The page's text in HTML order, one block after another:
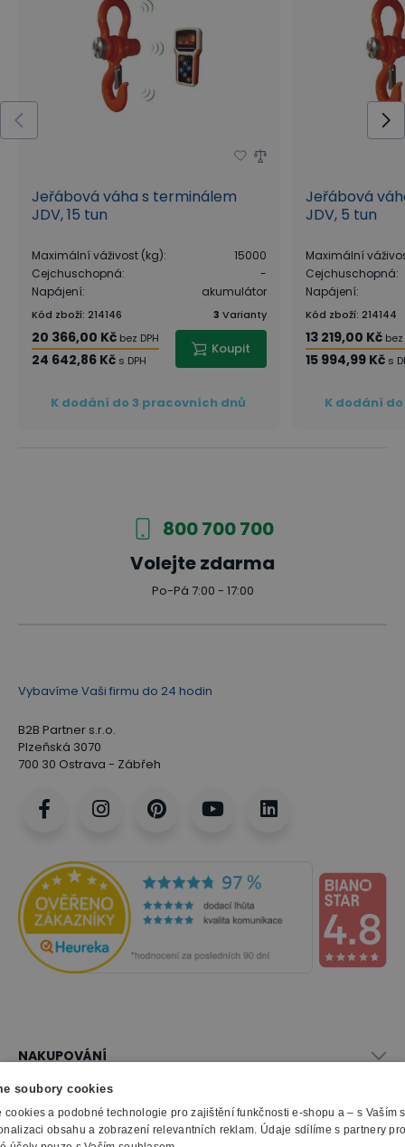
Jeřábová váha s terminálem
JDV, 15 tun
Maximální váživost (kg):
15000
Cejchuschopná:
-
Napájení: akumulátor
Kód zboží: 214146 3 Varianty
20 366,00 Kč bez DPH
24 642,86 Kč s DPH
Koupit
K dodání do 3 pracovních dnů
Jeřábová
JDV, 5 tun
Maximální
Cejchuschopná:
Napájení:
Kód zboží: 214144
13 219,00 Kč bez
15 994,99 Kč s
K dodání
800 700 700
Volejte zdarma
Po-Pá 7:00 - 17:00
Vybavíme Vaši firmu do 24 hodin
B2B Partner s.r.o.
Plzeňská 3070
700 30 Ostrava - Zábřeh
NAKUPOVÁNÍ
Vše o nákupu
Obchodní podmínky
Doprava a montáž
SLUŽBY
Naše katalogy
soubory cookies
cookies a podobné technologie pro zajištění funkčnosti e-shopu a – s Vaším
obsahu a zobrazení relevantních reklam. Údaje sdílíme s partnery